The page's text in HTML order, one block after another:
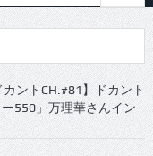
カントCH.#81】ドカント
550」万理華さんイン